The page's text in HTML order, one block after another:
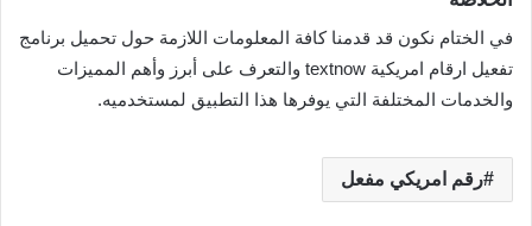
في الختام نكون قد قدمنا كافة المعلومات اللازمة حول تحميل برنامج
تفعيل ارقام امريكية textnow والتعرف على أبرز وأهم المميزات
والخدمات المختلفة التي يوفرها هذا التطبيق لمستخدميه.
رقم امريكي مفعل